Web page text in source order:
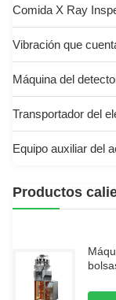
Comida X Ray
Vibración que
Máquina del
Transportador del
Equipo auxiliar del
Productos